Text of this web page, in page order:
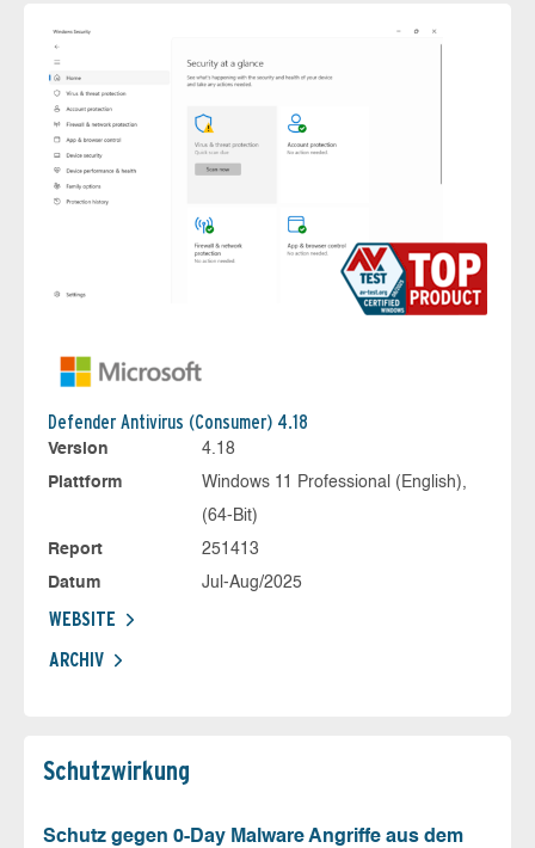
Defender Antivirus (Consumer) 4.18
Version
4.18
Plattform
Windows 11 Professional (English),
(64-Bit)
Report
251413
Datum
Jul-Aug/2025
WEBSITE
ARCHIV
Schutz­wirkung
Schutz gegen 0-Day Malware Angriffe aus dem